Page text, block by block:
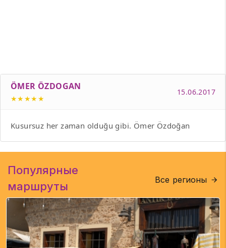
ÖMER ÖZDOGAN
★★★★★
15.06.2017
Kusursuz her zaman olduğu gibi. Ömer Özdoğan
Популярные
маршруты
Все регионы